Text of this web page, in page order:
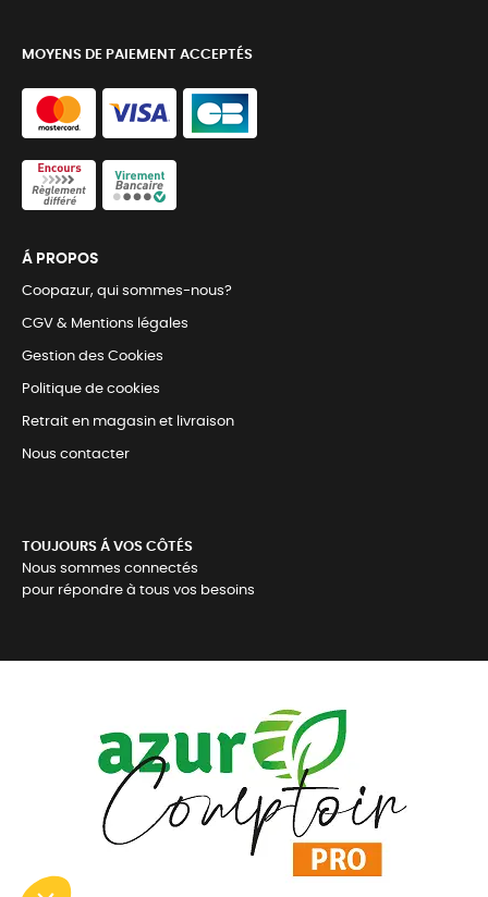
MOYENS DE PAIEMENT ACCEPTÉS
Á PROPOS
Coopazur, qui sommes-nous?
CGV & Mentions légales
Gestion des Cookies
Politique de cookies
Retrait en magasin et livraison
Nous contacter
TOUJOURS Á VOS CÔTÉS
Nous sommes connectés
pour répondre à tous vos besoins